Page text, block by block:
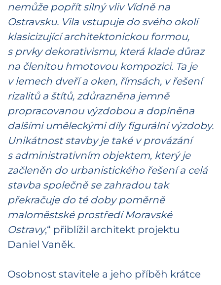
nemůže popřít silný vliv Vídně na
Ostravsku. Vila vstupuje do svého okolí
klasicizující architektonickou formou,
s prvky dekorativismu, která klade důraz
na členitou hmotovou kompozici. Ta je
v lemech dveří a oken, římsách, v řešení
rizalitů a štítů, zdůrazněna jemně
propracovanou výzdobou a doplněna
dalšími uměleckými díly figurální výzdoby.
Unikátnost stavby je také v provázání
s administrativním objektem, který je
začleněn do urbanistického řešení a celá
stavba společně se zahradou tak
překračuje do té doby poměrně
maloměstské prostředí Moravské
Ostravy,“ přiblížil architekt projektu
Daniel Vaněk.
Osobnost stavitele a jeho příběh krátce